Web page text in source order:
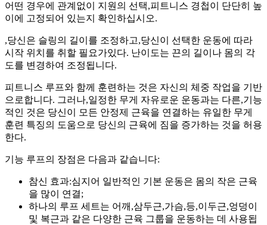
어떤 경우에 관계없이 지원의 선택,피트니스 경첩이 단단히 높
이에 고정되어 있는지 확인하십시오.
,당신은 슬링의 길이를 조정하고,당신이 선택한 운동에 따라
시작 위치를 취할 필요가있다. 난이도는 끈의 길이나 몸의 각
도를 변경하여 조정됩니다.
피트니스 루프와 함께 훈련하는 것은 자신의 체중 작업을 기반
으로합니다. 그러나,일정한 무게 자유로운 운동과는 다른,기능
적인 것은 당신이 모든 안정제 근육을 연결하는 유일한 무게
훈련 특징의 도움으로 당신의 근육에 짐을 증가하는 것을 허용
한다.
기능 루프의 장점은 다음과 같습니다:
참신 효과:심지어 일반적인 기본 운동은 몸의 작은 근육
을 많이 연결;
하나의 루프 세트는 어깨,삼두근,가슴,등,이두근,엉덩이
및 복근과 같은 다양한 근육 그룹을 운동하는 데 사용됩